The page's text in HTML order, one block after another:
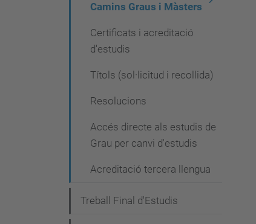
Camins Graus i Màsters
Certificats i acreditació
d'estudis
Títols (sol·licitud i recollida)
Resolucions
Accés directe als estudis de
Grau per canvi d'estudis
Acreditació tercera llengua
Treball Final d'Estudis